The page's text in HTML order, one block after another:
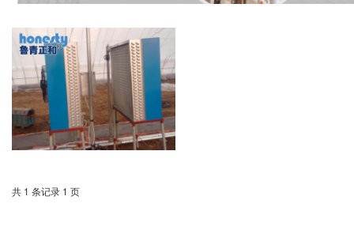
共 1 条记录 1 页